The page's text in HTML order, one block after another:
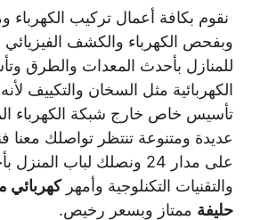
نقوم بكافة أعمال تركيب الكهرباء
وبفحص الكهرباء والكشف الفيزيائي
للمنازل بأحدث المعدات والطرق
الكهربائية مثل السخان والتكييف
تأسيس خاص خارج شبكة الكهرباء
عديدة ومتنوعة تنتظر تواصلك معنا
على مدار 24 ونصلك لباب
والتقنيات التكنلوجية وأمهركهربائي
حليفة ممتاز وبسعر رخيص.